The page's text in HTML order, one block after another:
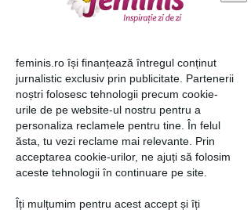
feminis.ro își finanțează întregul conținut
jurnalistic exclusiv prin publicitate. Partenerii
noștri folosesc tehnologii precum cookie-
urile de pe website-ul nostru pentru a
personaliza reclamele pentru tine. În felul
ăsta, tu vezi reclame mai relevante. Prin
acceptarea cookie-urilor, ne ajuți să folosim
aceste tehnologii în continuare pe site.
Îți mulțumim pentru acest accept și îți
La revedere
11 mar 2014